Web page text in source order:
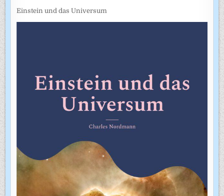
Einstein und das Universum